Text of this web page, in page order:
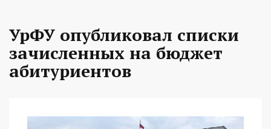
УрФУ опубликовал списки
зачисленных на бюджет
абитуриентов